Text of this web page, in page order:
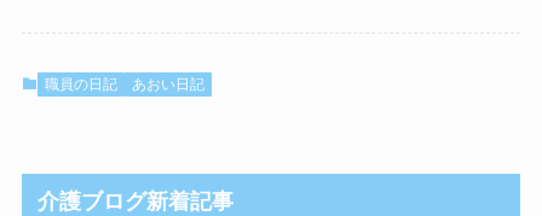
職員の日記 あおい日記
介護ブログ新着記事